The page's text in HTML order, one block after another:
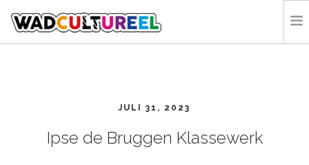
DOE MEE
JULI 31, 2023
Ipse de Bruggen Klassewerk